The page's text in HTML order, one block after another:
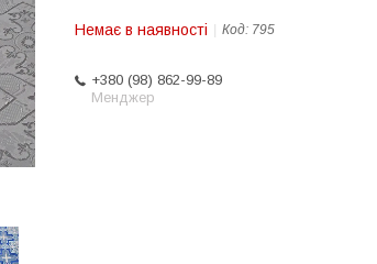
Немає в наявності Код: 795
+380 (98) 862-99-89
Менджер